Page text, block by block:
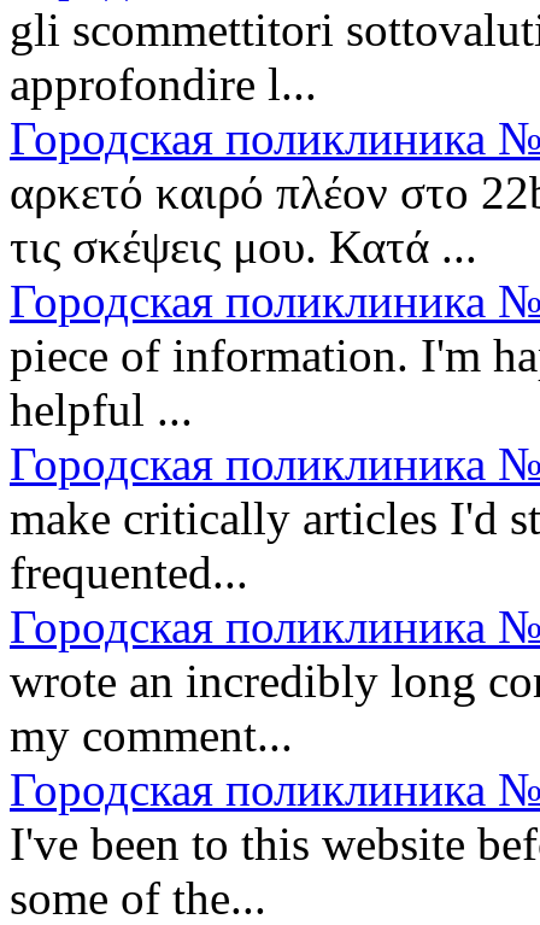
gli scommettitori
approfondire l...
Городская поликлиника
αρκετό καιρό πλέον στο
τις σκέψεις μου. Κατά ...
Городская поликлиника
piece of information. I'm
helpful ...
Городская поликлиника
make critically articles I'd
frequented...
Городская поликлиника
wrote an incredibly long
my comment...
Городская поликлиника
I've been to this website
some of the...